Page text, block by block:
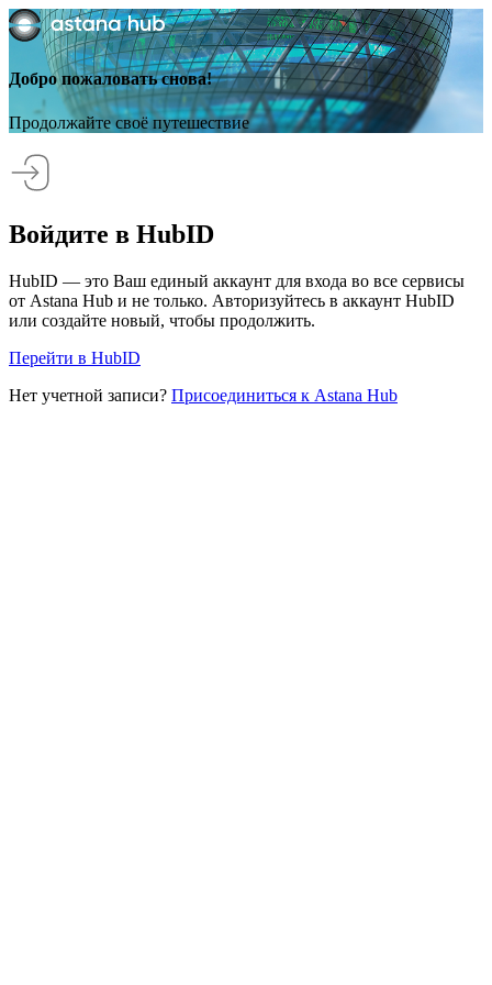
Добро пожаловать снова!
Продолжайте своё путешествие
Войдите в HubID
HubID — это Ваш единый аккаунт для входа во все сервисы
от Astana Hub и не только. Авторизуйтесь в аккаунт HubID
или создайте новый, чтобы продолжить.
Перейти в HubID
Нет учетной записи? Присоединиться к Astana Hub